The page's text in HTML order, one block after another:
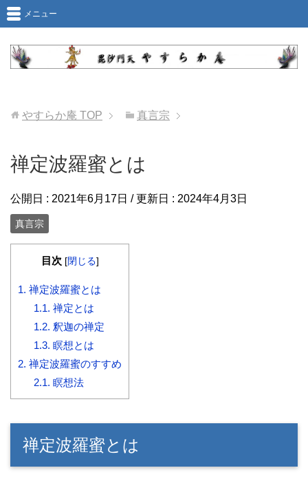
メニュー
やすらか庵 TOP 真言宗
禅定波羅蜜とは
公開日 : 2021年6月17日 / 更新日 : 2024年4月3日
真言宗
目次 [閉じる]
1. 禅定波羅蜜とは
1.1. 禅定とは
1.2. 釈迦の禅定
1.3. 瞑想とは
2. 禅定波羅蜜のすすめ
2.1. 瞑想法
禅定波羅蜜とは